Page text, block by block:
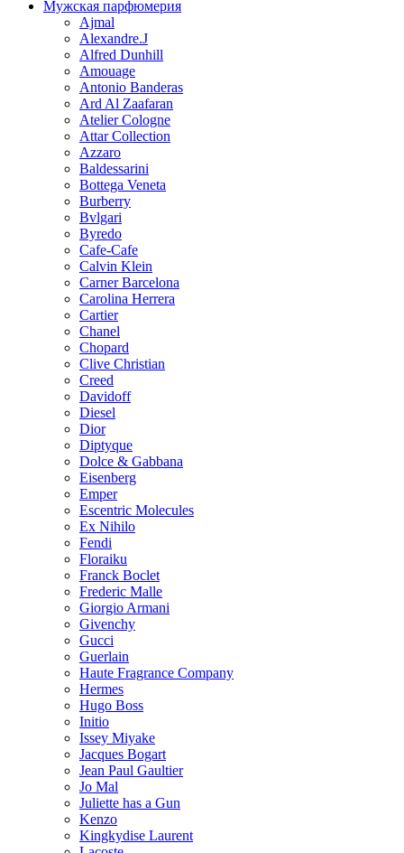
Мужская парфюмерия
Ajmal
Alexandre.J
Alfred Dunhill
Amouage
Antonio Banderas
Ard Al Zaafaran
Atelier Cologne
Attar Collection
Azzaro
Baldessarini
Bottega Veneta
Burberry
Bvlgari
Byredo
Cafe-Cafe
Calvin Klein
Carner Barcelona
Carolina Herrera
Cartier
Chanel
Chopard
Clive Christian
Creed
Davidoff
Diesel
Dior
Diptyque
Dolce & Gabbana
Eisenberg
Emper
Escentric Molecules
Ex Nihilo
Fendi
Floraiku
Franck Boclet
Frederic Malle
Giorgio Armani
Givenchy
Gucci
Guerlain
Haute Fragrance Company
Hermes
Hugo Boss
Initio
Issey Miyake
Jacques Bogart
Jean Paul Gaultier
Jo Mal
Juliette has a Gun
Kenzo
Kingkydise Laurent